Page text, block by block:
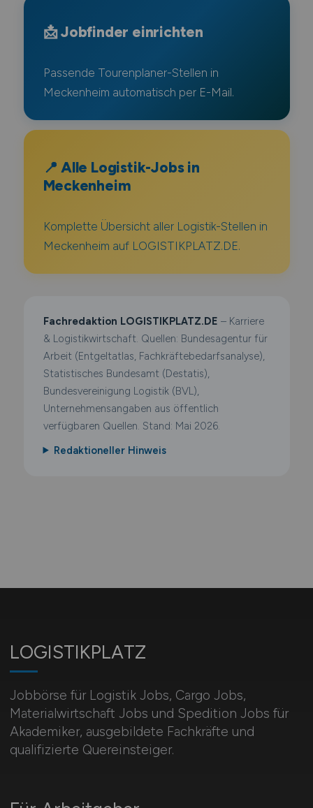
📩 Jobfinder einrichten
Passende Tourenplaner-Stellen in
Meckenheim automatisch per E-Mail.
📍 Alle Logistik-Jobs in
Meckenheim
Komplette Übersicht aller Logistik-Stellen in
Meckenheim auf LOGISTIKPLATZ.DE.
Fachredaktion LOGISTIKPLATZ.DE – Karriere
& Logistikwirtschaft. Quellen: Bundesagentur für
Arbeit (Entgeltatlas, Fachkräftebedarfsanalyse),
Statistisches Bundesamt (Destatis),
Bundesvereinigung Logistik (BVL),
Unternehmensangaben aus öffentlich
verfügbaren Quellen. Stand: Mai 2026.
Redaktioneller Hinweis
LOGISTIKPLATZ
Jobbörse für Logistik Jobs, Cargo Jobs,
Materialwirtschaft Jobs und Spedition Jobs für
Akademiker, ausgebildete Fachkräfte und
qualifizierte Quereinsteiger.